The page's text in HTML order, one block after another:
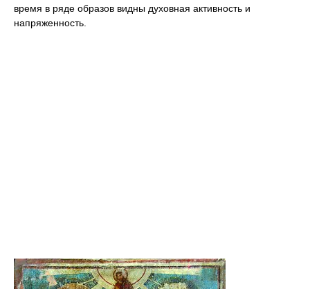
время в ряде образов видны духовная активность и
напряженность.